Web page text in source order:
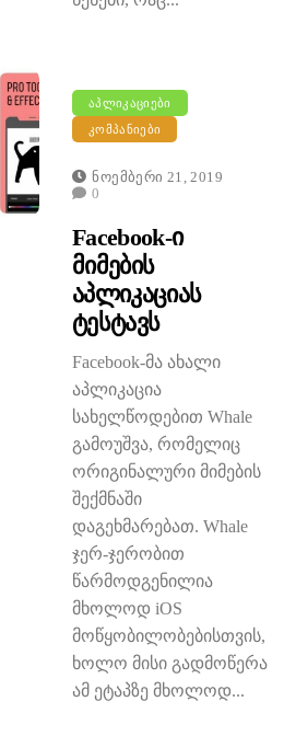
ᲐᲞᲚᲘᲙᲐᲪᲘᲔᲑᲘ
ᲙᲝᲛᲞᲐᲜᲘᲔᲑᲘ
Ნოემბერი 21, 2019
0
Facebook-Ი
Მიმების
Აპლიკაციას
Ტესტავს
Facebook-მა ახალი
აპლიკაცია
სახელწოდებით Whale
გამოუშვა, რომელიც
ორიგინალური მიმების
შექმნაში
დაგეხმარებათ. Whale
ჯერ-ჯერობით
წარმოდგენილია
მხოლოდ iOS
მოწყობილობებისთვის,
ხოლო მისი გადმოწერა
ამ ეტაპზე მხოლოდ...